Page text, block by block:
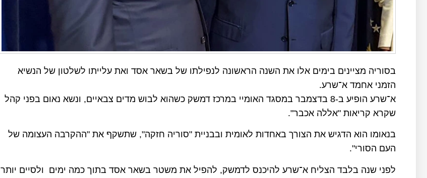
בסוריה מציינים בימים אלו את השנה הראשונה לנפילתו של בשאר אסד ואת עלייתו לשלטון של הנשיא
הזמני אחמד א־שרע.
א־שרע הופיע ב-8 בדצמבר במסגד האומיי במרכז דמשק כשהוא לבוש מדים צבאיים, ונשא נאום בפני קהל
שקרא קריאות "אללה אכבר".
בנאומו הוא הדגיש את הצורך באחדות לאומית ובבניית "סוריה חזקה", שתשקף את "ההקרבה העצומה של
העם הסורי".
לפני שנה בלבד הצליח א־שרע להיכנס לדמשק, להפיל את משטר בשאר אסד בתוך כמה ימים ולסיים יותר